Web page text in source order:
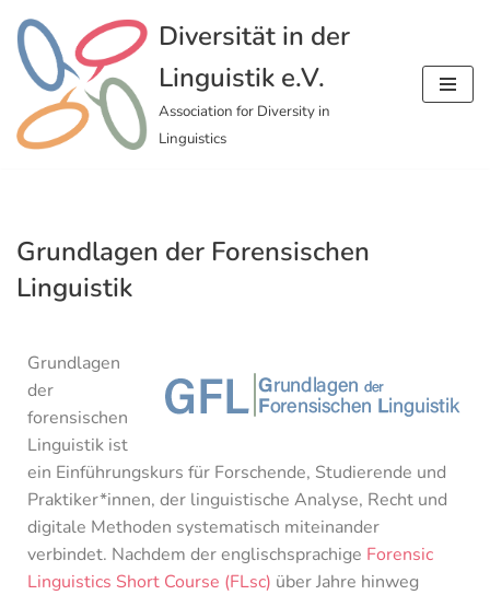
Zum
Inhalt
springen
Diversität in der
Linguistik e.V.
Association for Diversity in
Linguistics
Grundlagen der Forensischen
Linguistik
Grundlagen
der
forensischen
Linguistik ist
ein Einführungskurs für Forschende, Studierende und
Praktiker*innen, der linguistische Analyse, Recht und
digitale Methoden systematisch miteinander
verbindet. Nachdem der englischsprachige Forensic
Linguistics Short Course (FLsc) über Jahre hinweg